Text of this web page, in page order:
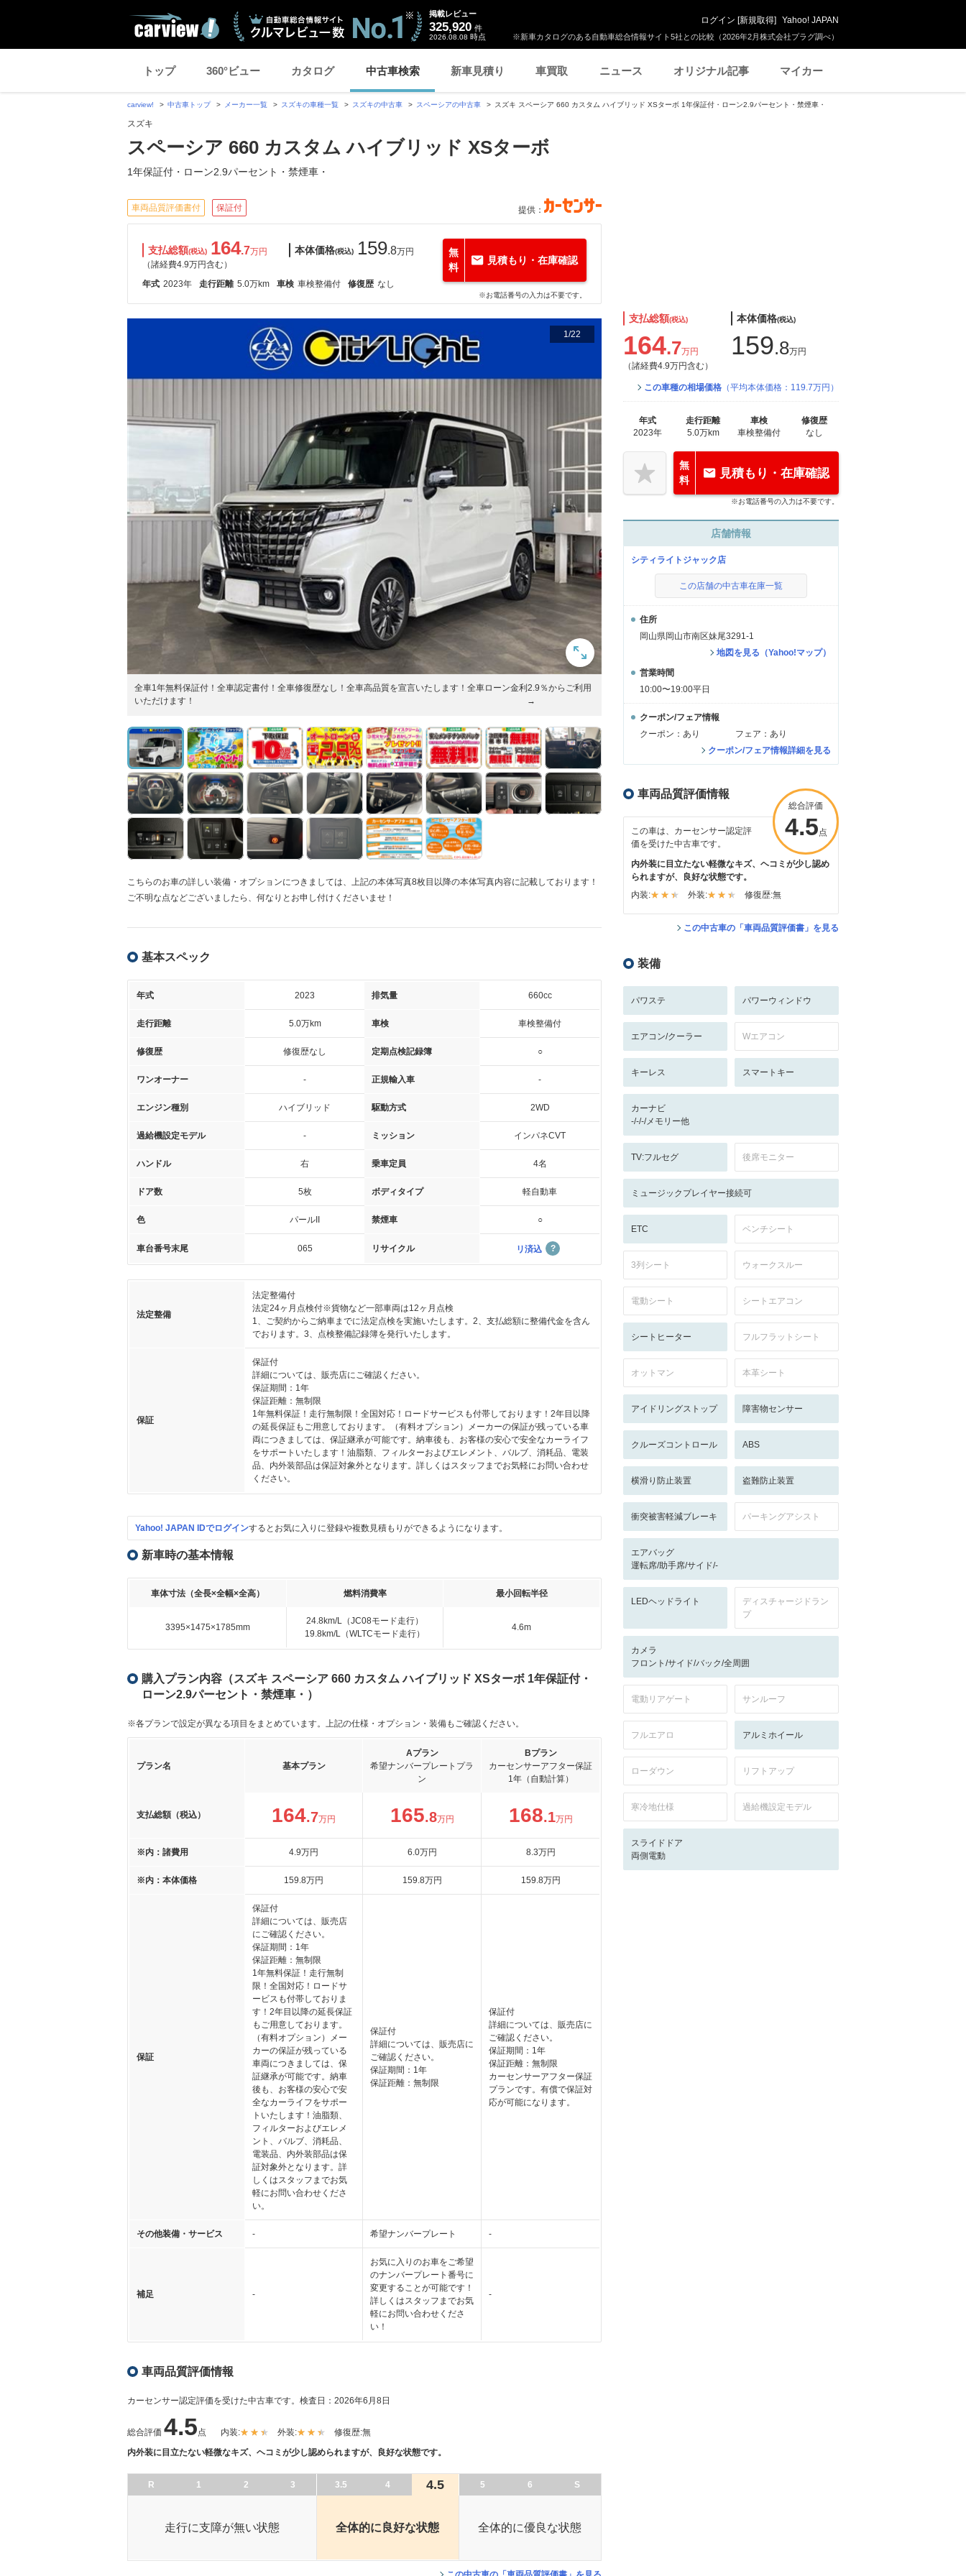
※新車カタログのある自動車総合情報サイト5社との比較（2026年2月株式会社プラグ調べ）
掲載レビュー
325,920 件
2026.08.08 時点
ログイン [新規取得] Yahoo! JAPAN
トップ 360°ビュー カタログ 中古車検索 新車見積り 車買取 ニュース オリジナル記事 マイカー
carview! 中古車トップ メーカー一覧 スズキの車種一覧 スズキの中古車 スペーシアの中古車 スズキ スペーシア 660 カスタム ハイブリッド XSターボ 1年保証付・ローン2.9パーセント・禁煙車・
スズキ
スペーシア 660 カスタム ハイブリッド XSターボ
1年保証付・ローン2.9パーセント・禁煙車・
車両品質評価書付 保証付 提供：
支払総額(税込) 164.7万円
（諸経費4.9万円含む）
本体価格(税込) 159.8万円
年式 2023年 走行距離 5.0万km 車検 車検整備付 修復歴 なし
無
料
見積もり・在庫確認
※お電話番号の入力は不要です。
1/22
全車1年無料保証付！全車認定書付！全車修復歴なし！全車高品質を宣言いたします！全車ローン金利2.9％からご利用
いただけます！ →
こちらのお車の詳しい装備・オプションにつきましては、上記の本体写真8枚目以降の本体写真内容に記載しております！
ご不明な点などございましたら、何なりとお申し付けくださいませ！
基本スペック
年式 2023 排気量 660cc
走行距離 5.0万km 車検 車検整備付
修復歴 修復歴なし 定期点検記録簿 ○
ワンオーナー - 正規輸入車 -
エンジン種別 ハイブリッド 駆動方式 2WD
過給機設定モデル - ミッション インパネCVT
ハンドル 右 乗車定員 4名
ドア数 5枚 ボディタイプ 軽自動車
色 パールII 禁煙車 ○
車台番号末尾 065 リサイクル リ済込
法定整備
法定整備付
法定24ヶ月点検付※貨物など一部車両は12ヶ月点検
1、ご契約からご納車までに法定点検を実施いたします。2、支払総額に整備代金を含ん
でおります。3、点検整備記録簿を発行いたします。
保証
保証付
詳細については、販売店にご確認ください。
保証期間：1年
保証距離：無制限
1年無料保証！走行無制限！全国対応！ロードサービスも付帯しております！2年目以降
の延長保証もご用意しております。（有料オプション）メーカーの保証が残っている車
両につきましては、保証継承が可能です。納車後も、お客様の安心で安全なカーライフ
をサポートいたします！油脂類、フィルターおよびエレメント、バルブ、消耗品、電装
品、内外装部品は保証対象外となります。詳しくはスタッフまでお気軽にお問い合わせ
ください。
Yahoo! JAPAN IDでログインするとお気に入りに登録や複数見積もりができるようになります。
新車時の基本情報
車体寸法（全長×全幅×全高） 燃料消費率 最小回転半径
3395×1475×1785mm
24.8km/L（JC08モード走行）
19.8km/L（WLTCモード走行）
4.6m
購入プラン内容（スズキ スペーシア 660 カスタム ハイブリッド XSターボ 1年保証付・
ローン2.9パーセント・禁煙車・）
※各プランで設定が異なる項目をまとめています。上記の仕様・オプション・装備もご確認ください。
プラン名 基本プラン
Aプラン
希望ナンバープレートプラ
ン
Bプラン
カーセンサーアフター保証
1年（自動計算）
支払総額（税込） 164.7万円 165.8万円 168.1万円
※内：諸費用 4.9万円 6.0万円 8.3万円
※内：本体価格 159.8万円 159.8万円 159.8万円
保証
保証付
詳細については、販売店
にご確認ください。
保証期間：1年
保証距離：無制限
1年無料保証！走行無制
限！全国対応！ロードサ
ービスも付帯しておりま
す！2年目以降の延長保証
もご用意しております。
（有料オプション）メー
カーの保証が残っている
車両につきましては、保
証継承が可能です。納車
後も、お客様の安心で安
全なカーライフをサポー
トいたします！油脂類、
フィルターおよびエレメ
ント、バルブ、消耗品、
電装品、内外装部品は保
証対象外となります。詳
しくはスタッフまでお気
軽にお問い合わせくださ
い。
保証付
詳細については、販売店に
ご確認ください。
保証期間：1年
保証距離：無制限
保証付
詳細については、販売店に
ご確認ください。
保証期間：1年
保証距離：無制限
カーセンサーアフター保証
プランです。有償で保証対
応が可能になります。
その他装備・サービス - 希望ナンバープレート -
補足 -
お気に入りのお車をご希望
のナンバープレート番号に
変更することが可能です！
詳しくはスタッフまでお気
軽にお問い合わせくださ
い！
-
車両品質評価情報
カーセンサー認定評価を受けた中古車です。 検査日：2026年6月8日
総合評価 4.5点 内装: 外装: 修復歴:無
内外装に目立たない軽微なキズ、ヘコミが少し認められますが、良好な状態です。
R 1 2 3 3.5 4 4.5 5 6 S
走行に支障が無い状態 全体的に良好な状態 全体的に優良な状態
支払総額(税込)
164.7万円
（諸経費4.9万円含む）
本体価格(税込)
159.8万円
この車種の相場価格 （平均本体価格：119.7万円）
年式
2023年
走行距離
5.0万km
車検
車検整備付
修復歴
なし
無
料
見積もり・在庫確認
※お電話番号の入力は不要です。
店舗情報
シティライトジャック店
この店舗の中古車在庫一覧
住所
岡山県岡山市南区妹尾3291-1
地図を見る（Yahoo!マップ）
営業時間
10:00〜19:00平日
クーポン/フェア情報
クーポン：あり
フェア：あり
クーポン/フェア情報詳細を見る
車両品質評価情報
総合評価
4.5点
この車は、カーセンサー認定評
価を受けた中古車です。
内外装に目立たない軽微なキズ、ヘコミが少し認め
られますが、良好な状態です。
内装:
外装: 修復歴:無
この中古車の「車両品質評価書」を見る
装備
パワステ パワーウィンドウ
エアコン/クーラー Wエアコン
キーレス スマートキー
カーナビ
-/-/-/メモリー他
TV:フルセグ 後席モニター
ミュージックプレイヤー接続可
ETC ベンチシート
3列シート ウォークスルー
電動シート シートエアコン
シートヒーター フルフラットシート
オットマン 本革シート
アイドリングストップ 障害物センサー
クルーズコントロール ABS
横滑り防止装置 盗難防止装置
衝突被害軽減ブレーキ パーキングアシスト
エアバッグ
運転席/助手席/サイド/-
LEDヘッドライト
ディスチャージドラン
プ
カメラ
フロント/サイド/バック/全周囲
電動リアゲート サンルーフ
フルエアロ アルミホイール
ローダウン リフトアップ
寒冷地仕様 過給機設定モデル
スライドドア
両側電動